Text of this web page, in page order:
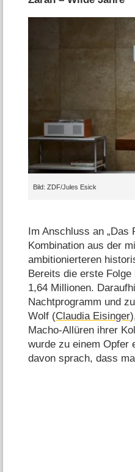
ZDF/​Jules Esick
Im Anschluss an
Kombination aus der
ambitionierteren
Bereits die erste
1,64 Millionen.
Nachtprogramm und
Wolf (Claudia Eisinger
Macho-Allüren ihrer
wurde zu einem Opfer
davon sprach, dass